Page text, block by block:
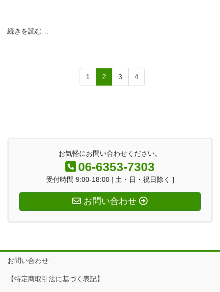
続きを読む…
1 2 3 4
お気軽にお問い合わせください。
06-6353-7303
受付時間 9:00-18:00 [ 土・日・祝日除く ]
お問い合わせ
お問い合わせ
【特定商取引法に基づく表記】